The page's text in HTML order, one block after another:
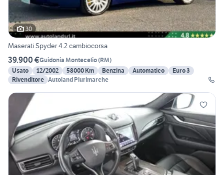
30
Maserati Spyder 4.2 cambiocorsa
39.900 €Guidonia Montecelio(RM)
Usato
12/2002 58000 Km Benzina Automatico
Euro 3
Rivenditore Autoland Plurimarche